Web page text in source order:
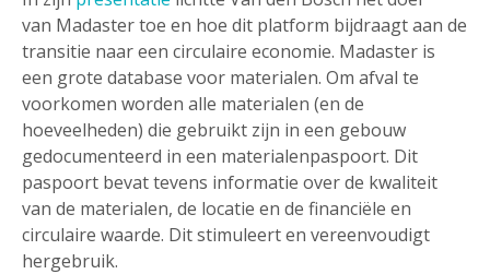
van Madaster toe en hoe dit platform bijdraagt aan de
transitie naar een circulaire economie. Madaster is
een grote database voor materialen. Om afval te
voorkomen worden alle materialen (en de
hoeveelheden) die gebruikt zijn in een gebouw
gedocumenteerd in een materialenpaspoort. Dit
paspoort bevat tevens informatie over de kwaliteit
van de materialen, de locatie en de financiële en
circulaire waarde. Dit stimuleert en vereenvoudigt
hergebruik.